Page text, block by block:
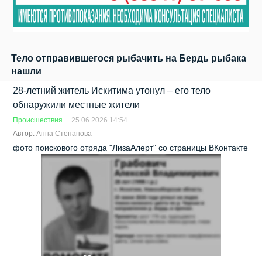
Тело отправившегося рыбачить на Бердь рыбака
нашли
28-летний житель Искитима утонул – его тело
обнаружили местные жители
Происшествия
25.06.2026 14:54
Автор:Анна Степанова
фото поискового отряда "ЛизаАлерт" со страницы ВКонтакте